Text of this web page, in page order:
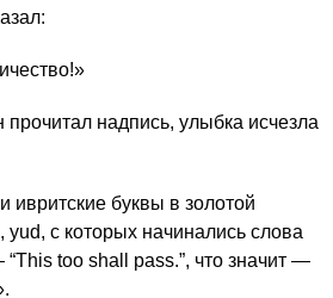
прочитал надпись, улыбка исчезла
ивритские буквы в золотой
yud, с которых начинались слова
“This too shall pass.”, что значит —